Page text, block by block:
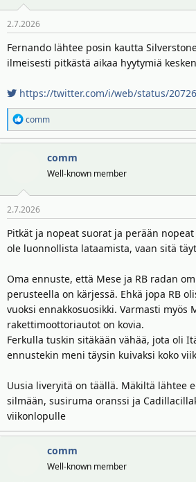
o
t
2.7.2026
Fernando lähtee posin kautta
ilmeisesti pitkästä aikaa hyytymiä
https://twitter.com/i/web/status/
R
e
a
o
t
comm
comm
Well-known member
2.7.2026
Pitkät ja nopeat suorat ja perään
ole luonnollista lataamista, vaan sitä
Oma ennuste, että Mese ja RB radan
perusteella on kärjessä. Ehkä jopa RB
vuoksi ennakkosuosikki. Varmasti myös
rakettimoottoriautot on kovia.
Ferkulla tuskin sitäkään vähää, jota oli
ennustekin meni täysin kuivaksi koko
Uusia liveryitä on täällä. Mäkiltä lähtee
silmään, susiruma oranssi ja
viikonlopulle
comm
Well-known member